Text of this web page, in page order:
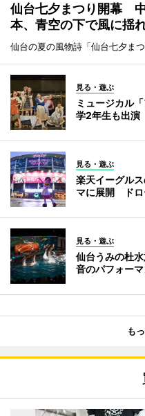
仙台七夕まつり開幕
本、青空の下で風に揺
仙台の夏の風物詩「仙台七夕ま
見る・遊ぶ
ミュージカル
学2年生も出演
見る・遊ぶ
楽天イーグル
マに展開 ドロ
見る・遊ぶ
仙台うみの杜
音のパフォー
も